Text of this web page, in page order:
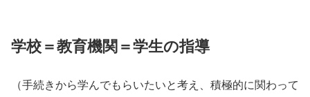
学校＝教育機関＝学生の指導
（手続きから学んでもらいたいと考え、積極的に関わって